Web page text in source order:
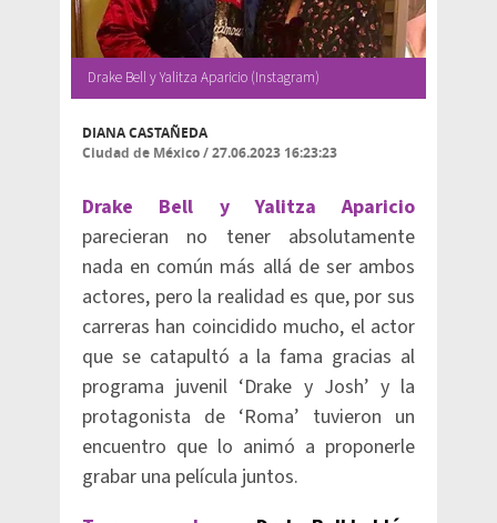
Drake Bell y Yalitza Aparicio (Instagram)
DIANA CASTAÑEDA
Ciudad de México/27.06.2023 16:23:23
Drake Bell y Yalitza Aparicio
parecieran no tener absolutamente
nada en común más allá de ser ambos
actores, pero la realidad es que, por sus
carreras han coincidido mucho, el actor
que se catapultó a la fama gracias al
programa juvenil ‘Drake y Josh’ y la
protagonista de ‘Roma’ tuvieron un
encuentro que lo animó a proponerle
grabar una película juntos.